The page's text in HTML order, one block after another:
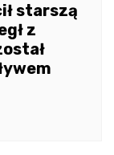
starszą
z